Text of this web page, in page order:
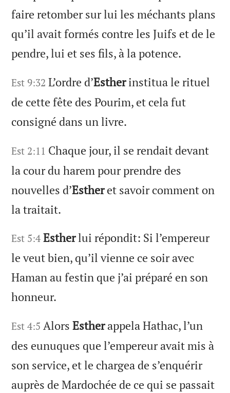
faire retomber sur lui les méchants plans
qu’il avait formés contre les Juifs et de le
pendre, lui et ses fils, à la potence.
Est 9:32 L’ordre d’Estherinstitua le rituel
de cette fête des Pourim, et cela fut
consigné dans un livre.
Est 2:11 Chaque jour, il se rendait devant
la cour du harem pour prendre des
nouvelles d’Estheret savoir comment on
la traitait.
Est 5:4 Estherlui répondit: Si l’empereur
le veut bien, qu’il vienne ce soir avec
Haman au festin que j’ai préparé en son
honneur.
Est 4:5 AlorsEstherappela Hathac, l’un
des eunuques que l’empereur avait mis à
son service, et le chargea de s’enquérir
auprès de Mardochée de ce qui se passait